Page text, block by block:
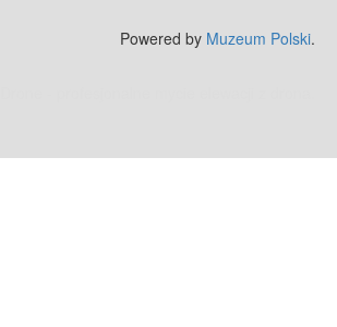
Powered by Muzeum Polski.